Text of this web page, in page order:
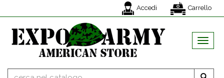
Accedi Carrello
MENU